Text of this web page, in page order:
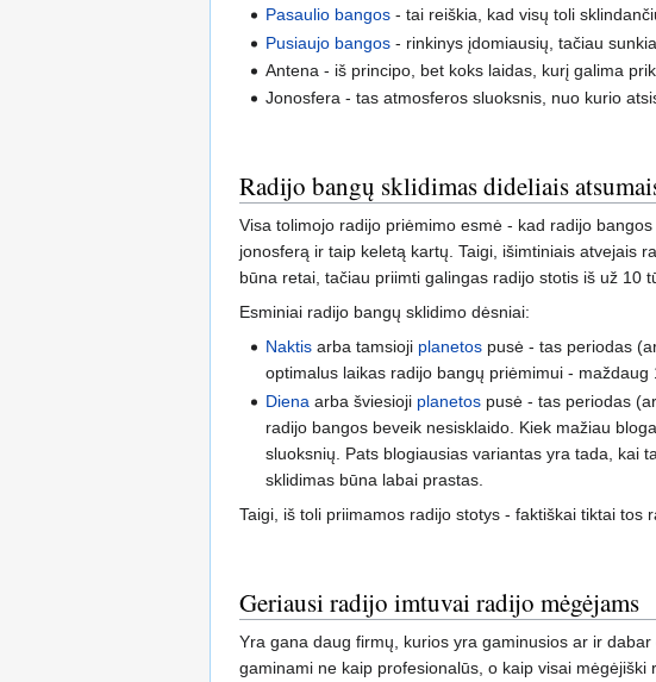
Pasaulio bangos - tai reiškia, kad visų toli
Pusiaujo bangos - rinkinys įdomiausių, tačiau
Antena - iš principo, bet koks laidas, kurį galima
Jonosfera - tas atmosferos sluoksnis, nuo kurio
Radijo bangų sklidimas dideliais
Visa tolimojo radijo priėmimo esmė - kad radijo
jonosferą ir taip keletą kartų. Taigi, išimtiniais atvejais
būna retai, tačiau priimti galingas radijo stotis iš už 10
Esminiai radijo bangų sklidimo dėsniai:
Naktis arba tamsioji planetos pusė - tas periodas
optimalus laikas radijo bangų priėmimui -
Diena arba šviesioji planetos pusė - tas periodas
radijo bangos beveik nesisklaido. Kiek mažiau
sluoksnių. Pats blogiausias variantas yra tada, kai
sklidimas būna labai prastas.
Taigi, iš toli priimamos radijo stotys - faktiškai tiktai
Geriausi radijo imtuvai radijo mėgėjams
Yra gana daug firmų, kurios yra gaminusios ar ir
gaminami ne kaip profesionalūs, o kaip visai